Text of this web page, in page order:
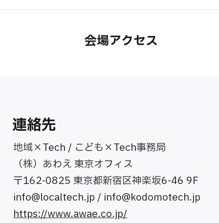
会場アクセス
連絡先
地域×Tech / こども×Tech事務局
（株）あわえ 東京オフィス
〒162-0825 東京都新宿区神楽坂6-46 9F
info@localtech.jp / info@kodomotech.jp
https://www.awae.co.jp/